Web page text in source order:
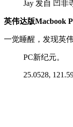
Jay 发自 凹非
英伟达版Macbook
一觉睡醒，发现英
PC新纪元。
25.0528,